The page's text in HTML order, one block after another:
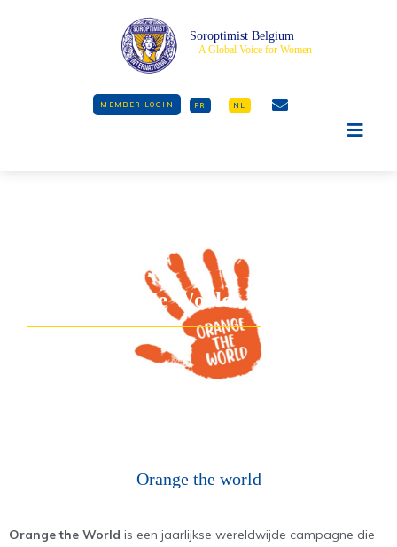
Soroptimist Belgium
A Global Voice for Women
MEMBER LOGIN FR NL
Orange The World
Orange the world
Orange the World is een jaarlijkse wereldwijde campagne die